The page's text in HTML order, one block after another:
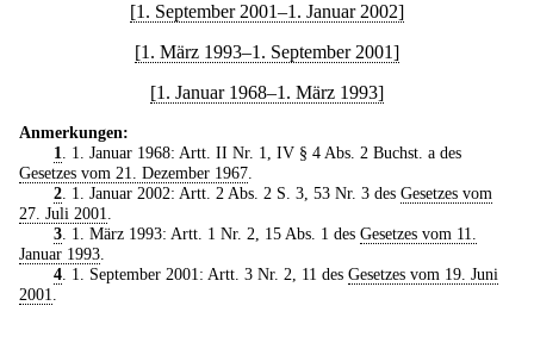
[1. September 2001–1. Januar 2002]
[1. März 1993–1. September 2001]
[1. Januar 1968–1. März 1993]
Anmerkungen:
1. 1. Januar 1968: Artt. II Nr. 1, IV § 4 Abs. 2 Buchst. a des
Gesetzes vom 21. Dezember 1967.
2. 1. Januar 2002: Artt. 2 Abs. 2 S. 3, 53 Nr. 3 des Gesetzes vom
27. Juli 2001.
3. 1. März 1993: Artt. 1 Nr. 2, 15 Abs. 1 des Gesetzes vom 11.
Januar 1993.
4. 1. September 2001: Artt. 3 Nr. 2, 11 des Gesetzes vom 19. Juni
2001.